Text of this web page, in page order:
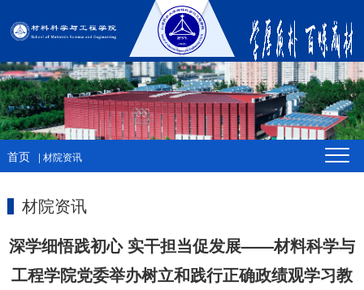
首页 | 材院资讯
材院资讯
深学细悟践初心 实干担当促发展——材料科学与
工程学院党委举办树立和践行正确政绩观学习教